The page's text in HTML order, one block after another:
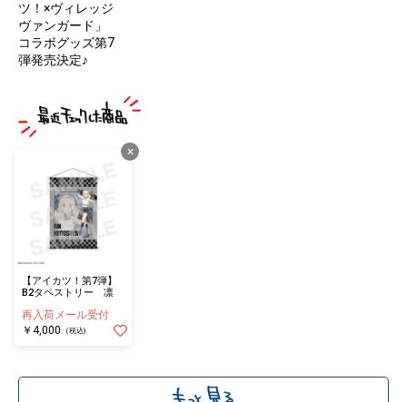
ツ！×ヴィレッジ
ヴァンガード」
コラボグッズ第7
弾発売決定♪
×
【アイカツ！第7弾】
B2タペストリー 凛
再入荷メール受付
￥4,000
(税込)